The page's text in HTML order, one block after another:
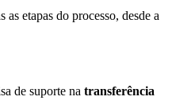
as etapas do processo, desde a
de suporte na transferência